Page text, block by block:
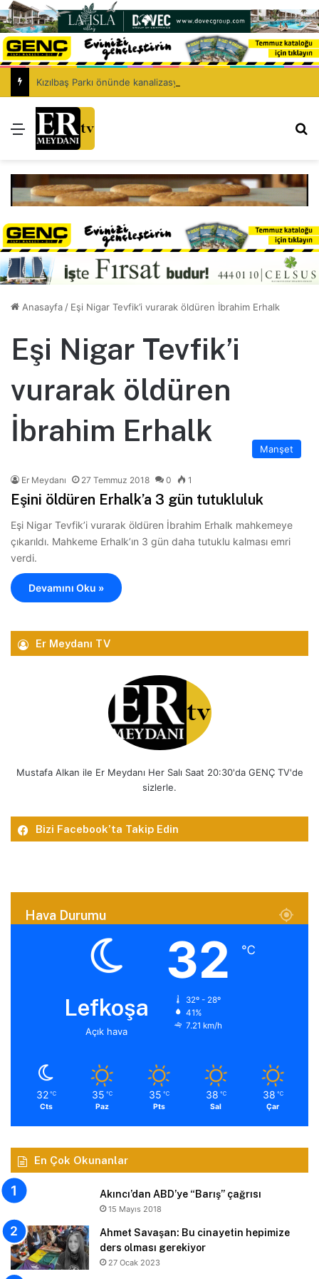
Menü
Anasayfa / Eşi Nigar Tevfik’i vurarak öldüren İbrahim Erhalk
Eşi Nigar Tevfik’i
vurarak öldüren
İbrahim Erhalk
Manşet
Er Meydanı 27 Temmuz 2018 0 1
Eşini öldüren Erhalk’a 3 gün tutukluluk
Eşi Nigar Tevfik’i vurarak öldüren İbrahim Erhalk mahkemeye
çıkarıldı. Mahkeme Erhalk’ın 3 gün daha tutuklu kalması emri
verdi.
Devamını Oku »
Er Meydanı TV
Mustafa Alkan ile Er Meydanı Her Salı Saat 20:30'da GENÇ TV'de
sizlerle.
Bizi Facebook’ta Takip Edin
Hava Durumu
Lefkoşa
Açık hava
32 ℃
32º - 28º
41%
7.21 km/h
32 ℃
Cts
35 ℃
Paz
35 ℃
Pts
38 ℃
Sal
38 ℃
Çar
En Çok Okunanlar
Akıncı’dan ABD’ye “Barış” çağrısı
15 Mayıs 2018
Ahmet Savaşan: Bu cinayetin hepimize
ders olması gerekiyor
27 Ocak 2023